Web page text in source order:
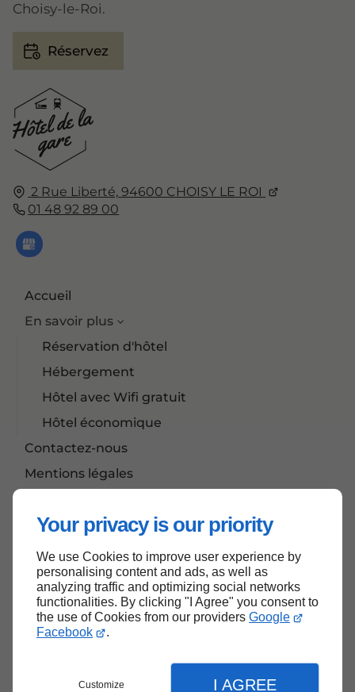
Your privacy is our priority
We use Cookies to improve user experience by
personalising content and ads, as well as
analyzing traffic and optimizing social networks
functionalities. By clicking "I Agree" you consent to
the use of Cookies from our providers Google
Facebook
.
Customize I AGREE
2 Rue Liberté, 94600 CHOISY LE ROI
01 48 92 89 00
Accueil
En savoir plus
Réservation d'hôtel
Hébergement
Hôtel avec Wifi gratuit
Hôtel économique
Contactez-nous
Mentions légales
Choisy-le-Roi.
Réservez
Haut de page